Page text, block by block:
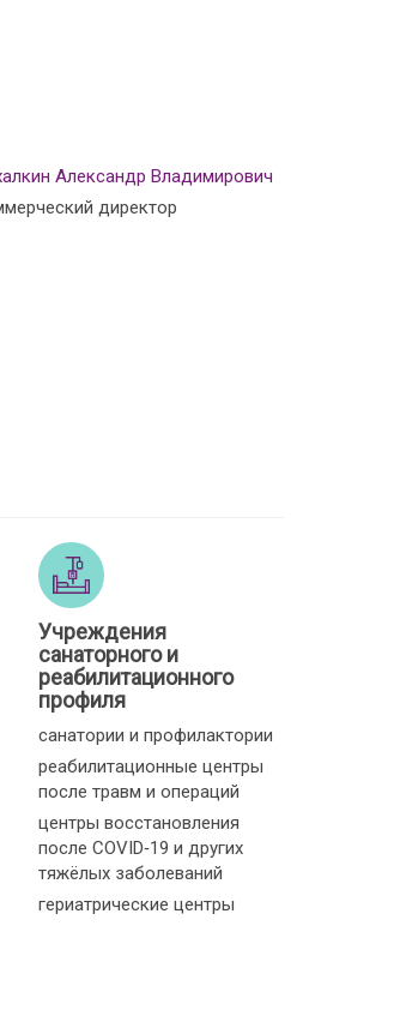
Александр Владимирович
директор
Учреждения
санаторного и
реабилитационного
профиля
санатории и профилактории
реабилитационные центры
после травм и операций
центры восстановления
после COVID‑19 и других
тяжёлых заболеваний
гериатрические центры